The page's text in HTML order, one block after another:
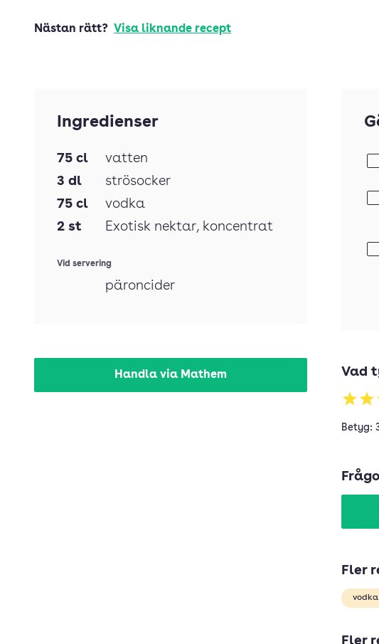
Nästan rätt? Visa liknande recept
Ingredienser
75 cl
vatten
3 dl
strösocker
75 cl
vodka
2 st Exotisk nektar, koncentrat
Vid servering
päroncider
Handla via Mathem Vad
Betyg:
Fler
vodka